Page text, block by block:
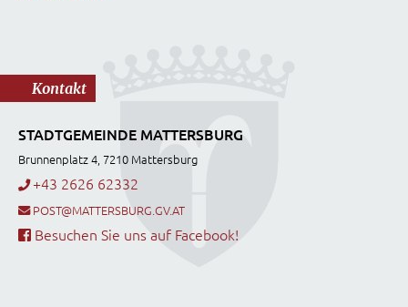
Kontakt
STADTGEMEINDE MATTERSBURG
Brunnenplatz 4, 7210 Mattersburg
+43 2626 62332
POST@MATTERSBURG.GV.AT
Besuchen Sie uns auf Facebook!